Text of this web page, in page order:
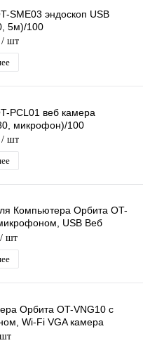
SME03 эндоскоп USB
5м)/100
/ шт
PCL01 веб камера
микрофон)/100
/ шт
Компьютера Орбита OT-
USB Веб
компьютера
/ шт
Орбита OT-VNG10 с
Wi-Fi VGA камера